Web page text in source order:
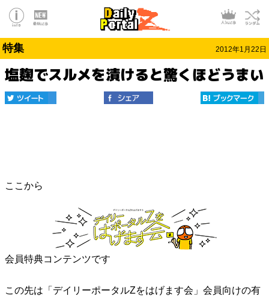
特集 2012年1月22日
塩麹でスルメを漬けると驚くほどうまい
ここから
会員特典コンテンツです
この先は「デイリーポータルZをはげます会」会員向けの有